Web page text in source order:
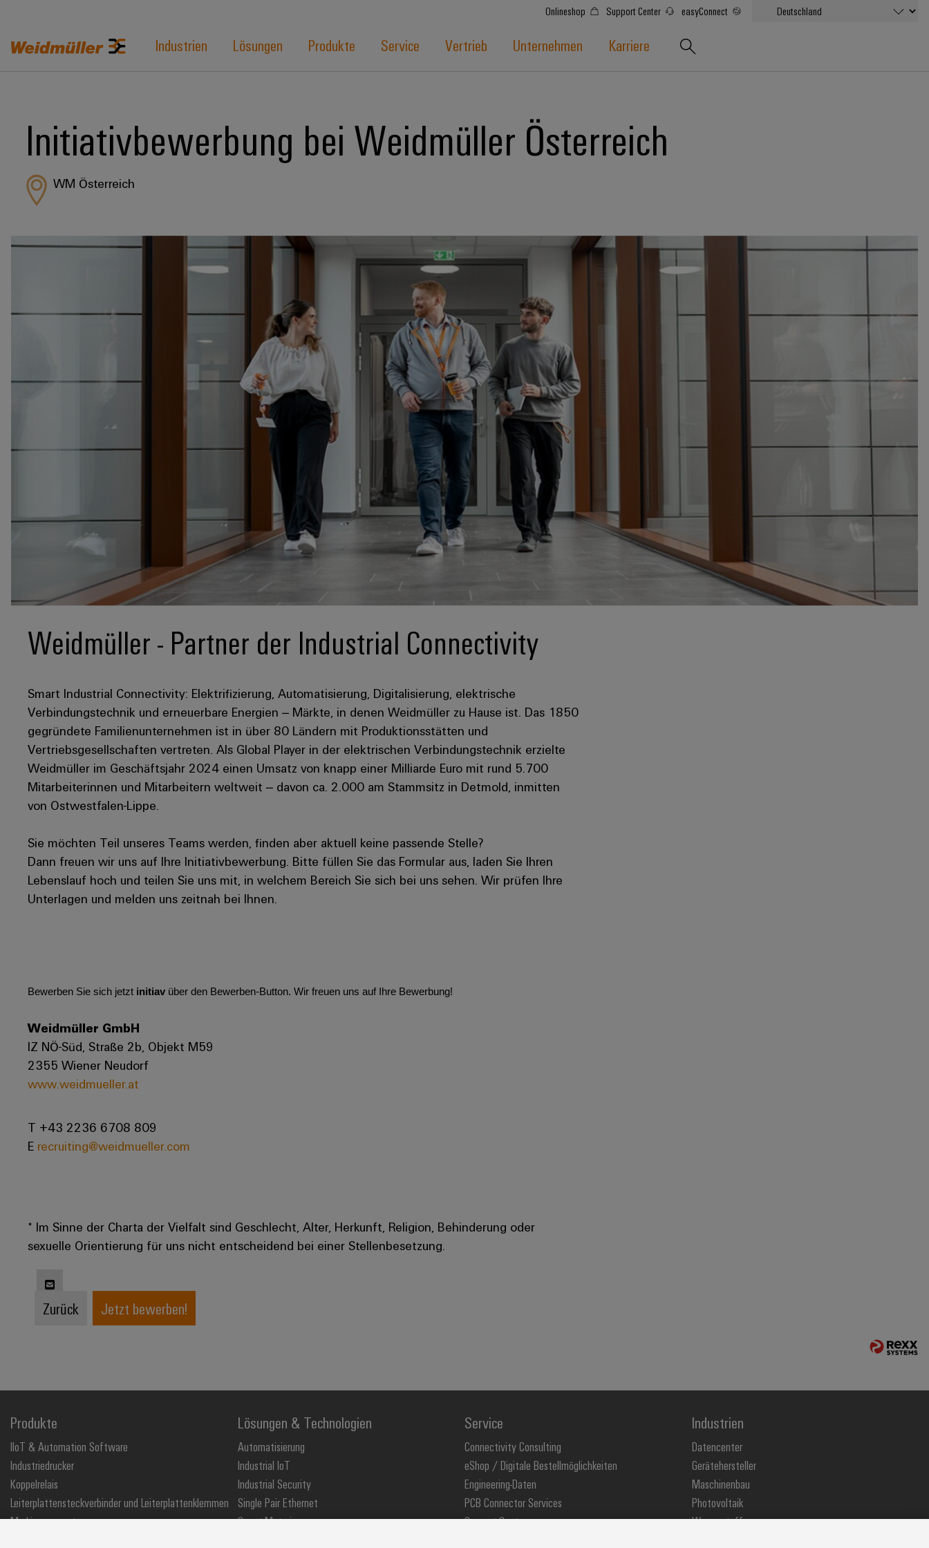
Onlineshop Support Center easyConnect
Industrien Lösungen Produkte Service Vertrieb Unternehmen Karriere
Initiativbewerbung bei Weidmüller Österreich
WM Österreich
Weidmüller - Partner der Industrial Connectivity
Smart Industrial Connectivity: Elektrifizierung, Automatisierung, Digitalisierung, elektrische
Verbindungstechnik und erneuerbare Energien – Märkte, in denen Weidmüller zu Hause ist. Das 1850
gegründete Familienunternehmen ist in über 80 Ländern mit Produktionsstätten und
Vertriebsgesellschaften vertreten. Als Global Player in der elektrischen Verbindungstechnik erzielte
Weidmüller im Geschäftsjahr 2024 einen Umsatz von knapp einer Milliarde Euro mit rund 5.700
Mitarbeiterinnen und Mitarbeitern weltweit – davon ca. 2.000 am Stammsitz in Detmold, inmitten
von Ostwestfalen-Lippe.
Sie möchten Teil unseres Teams werden, finden aber aktuell keine passende Stelle?
Dann freuen wir uns auf Ihre Initiativbewerbung. Bitte füllen Sie das Formular aus, laden Sie Ihren
Lebenslauf hoch und teilen Sie uns mit, in welchem Bereich Sie sich bei uns sehen. Wir prüfen Ihre
Unterlagen und melden uns zeitnah bei Ihnen.
Bewerben Sie sich jetzt initiav über den Bewerben-Button. Wir freuen uns auf Ihre Bewerbung!
Weidmüller GmbH
IZ NÖ-Süd, Straße 2b, Objekt M59
2355 Wiener Neudorf
www.weidmueller.at
T +43 2236 6708 809
E recruiting@weidmueller.com
* Im Sinne der Charta der Vielfalt sind Geschlecht, Alter, Herkunft, Religion, Behinderung oder
sexuelle Orientierung für uns nicht entscheidend bei einer Stellenbesetzung.
Zurück Jetzt bewerben!
Produkte
IIoT & Automation Software
Industriedrucker
Koppelrelais
Leiterplattensteckverbinder und Leiterplattenklemmen
Markierungssysteme
Lösungen & Technologien
Automatisierung
Industrial IoT
Industrial Security
Single Pair Ethernet
Smart Metering
Service
Connectivity Consulting
eShop / Digitale Bestellmöglichkeiten
Engineering-Daten
PCB Connector Services
Support Center
Industrien
Datencenter
Gerätehersteller
Maschinenbau
Photovoltaik
Wasserstoff